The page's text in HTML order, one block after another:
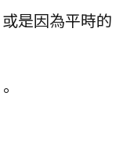
是因為平時的